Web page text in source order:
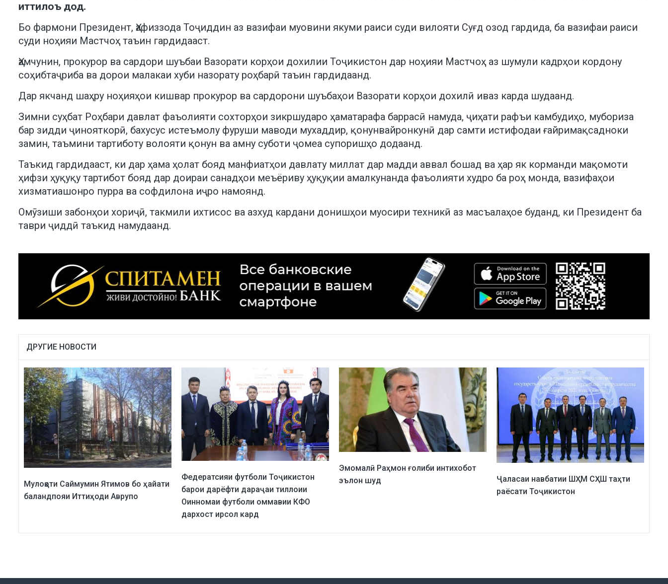
иттилоъ дод.
Бо фармони Президент, Ҳафиззода Тоҷиддин аз вазифаи муовини якуми раиси суди вилояти Суғд озод гардида, ба вазифаи раиси
суди ноҳияи Мастчоҳ таъин гардидааст.
Ҳамчунин, прокурор ва сардори шуъбаи Вазорати корҳои дохилии Тоҷикистон дар ноҳияи Мастчоҳ аз шумули кадрҳои кордону
соҳибтаҷриба ва дорои малакаи хуби назорату роҳбарӣ таъин гардидаанд.
Дар якчанд шаҳру ноҳияҳои кишвар прокурор ва сардорони шуъбаҳои Вазорати корҳои дохилӣ иваз карда шудаанд.
Зимни суҳбат Роҳбари давлат фаъолияти сохторҳои зикршударо ҳаматарафа баррасӣ намуда, ҷиҳати рафъи камбудиҳо, мубориза
бар зидди ҷинояткорӣ, бахусус истеъмолу фуруши маводи мухаддир, қонунвайронкунӣ дар самти истифодаи ғайримақсадноки
замин, таъмини тартиботу волояти қонун ва амну суботи ҷомеа супоришҳо додаанд.
Таъкид гардидааст, ки дар ҳама ҳолат бояд манфиатҳои давлату миллат дар мадди аввал бошад ва ҳар як корманди мақомоти
ҳифзи ҳуқуқу тартибот бояд дар доираи санадҳои меъёриву ҳуқуқии амалкунанда фаъолияти худро ба роҳ монда, вазифаҳои
хизматиашонро пурра ва софдилона иҷро намоянд.
Омӯзиши забонҳои хориҷӣ, такмили ихтисос ва азхуд кардани донишҳои муосири техникӣ аз масъалаҳое буданд, ки Президент ба
таври ҷиддӣ таъкид намудаанд.
ДРУГИЕ НОВОСТИ
Мулоқоти Саймумин Ятимов бо ҳайати
баландпояи Иттиҳоди Аврупо
Федератсияи футболи Тоҷикистон
барои дарёфти дараҷаи тиллоии
Оинномаи футболи оммавии КФО
дархост ирсол кард
Эмомалӣ Раҳмон ғолиби интихобот
эълон шуд
Ҷаласаи навбатии ШҲМ СҲШ таҳти
раёсати Тоҷикистон